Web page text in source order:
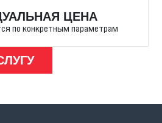
ЦЕНА
по конкретным параметрам